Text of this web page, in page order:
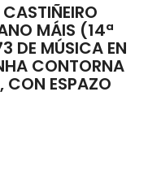
MÁIS (14ª
DE MÚSICA EN
CONTORNA
CON ESPAZO